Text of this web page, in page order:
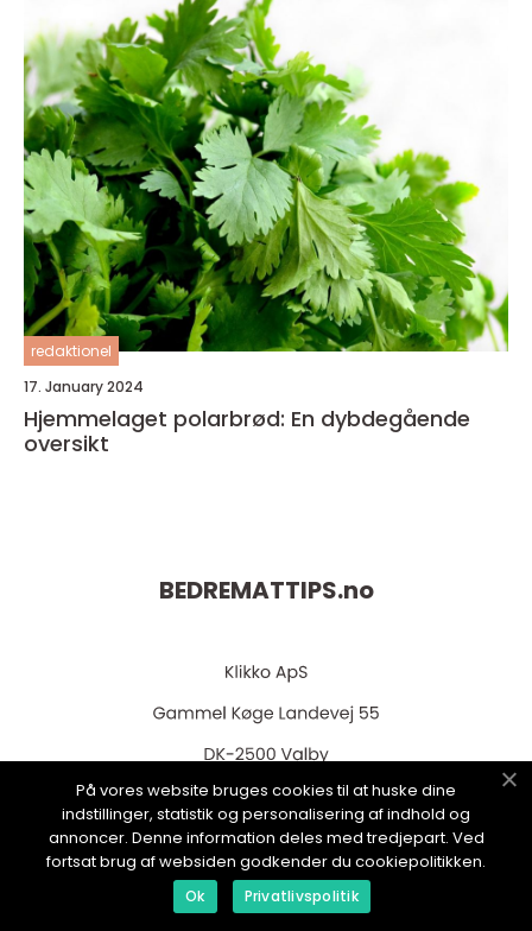
redaktionel
17. January 2024
Hjemmelaget polarbrød: En dybdegående
oversikt
BEDREMATTIPS.no
web:www.klikko.dk
På vores website bruges cookies til at huske dine
indstillinger, statistik og personalisering af indhold og
annoncer. Denne information deles med tredjepart. Ved
fortsat brug af websiden godkender du cookiepolitikken.
Ok Privatlivspolitik